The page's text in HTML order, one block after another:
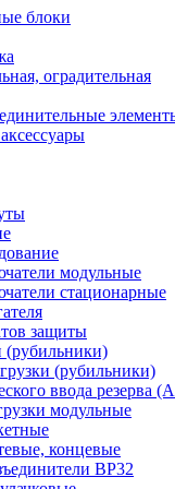
блоки
оградительная
модульные
стационарные
защиты
(рубильники)
(рубильники)
ввода резерва
модульные
концевые
ВР32